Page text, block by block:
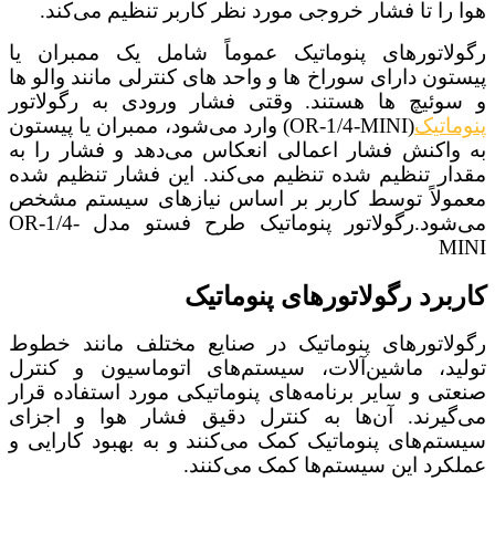
هوا را تا فشار خروجی مورد نظر کاربر تنظیم می‌کند.
رگولاتورهای پنوماتیک عموماً شامل یک ممبران یا
پیستون دارای سوراخ‌ ها و واحد های کنترلی مانند والو‌ ها
و سوئیچ‌ ها هستند. وقتی فشار ورودی به رگولاتور
پنوماتیک
(OR-1/4-MINI) وارد می‌شود، ممبران یا پیستون
به واکنش فشار اعمالی انعکاس می‌دهد و فشار را به
مقدار تنظیم شده تنظیم می‌کند. این فشار تنظیم شده
معمولاً توسط کاربر بر اساس نیازهای سیستم مشخص
می‌شود.رگولاتور پنوماتیک طرح فستو مدل OR-1/4-
MINI
کاربرد رگولاتورهای پنوماتیک
رگولاتورهای پنوماتیک در صنایع مختلف مانند خطوط
تولید، ماشین‌آلات، سیستم‌های اتوماسیون و کنترل
صنعتی و سایر برنامه‌های پنوماتیکی مورد استفاده قرار
می‌گیرند. آن‌ها به کنترل دقیق فشار هوا و اجزای
سیستم‌های پنوماتیک کمک می‌کنند و به بهبود کارایی و
عملکرد این سیستم‌ها کمک می‌کنند.